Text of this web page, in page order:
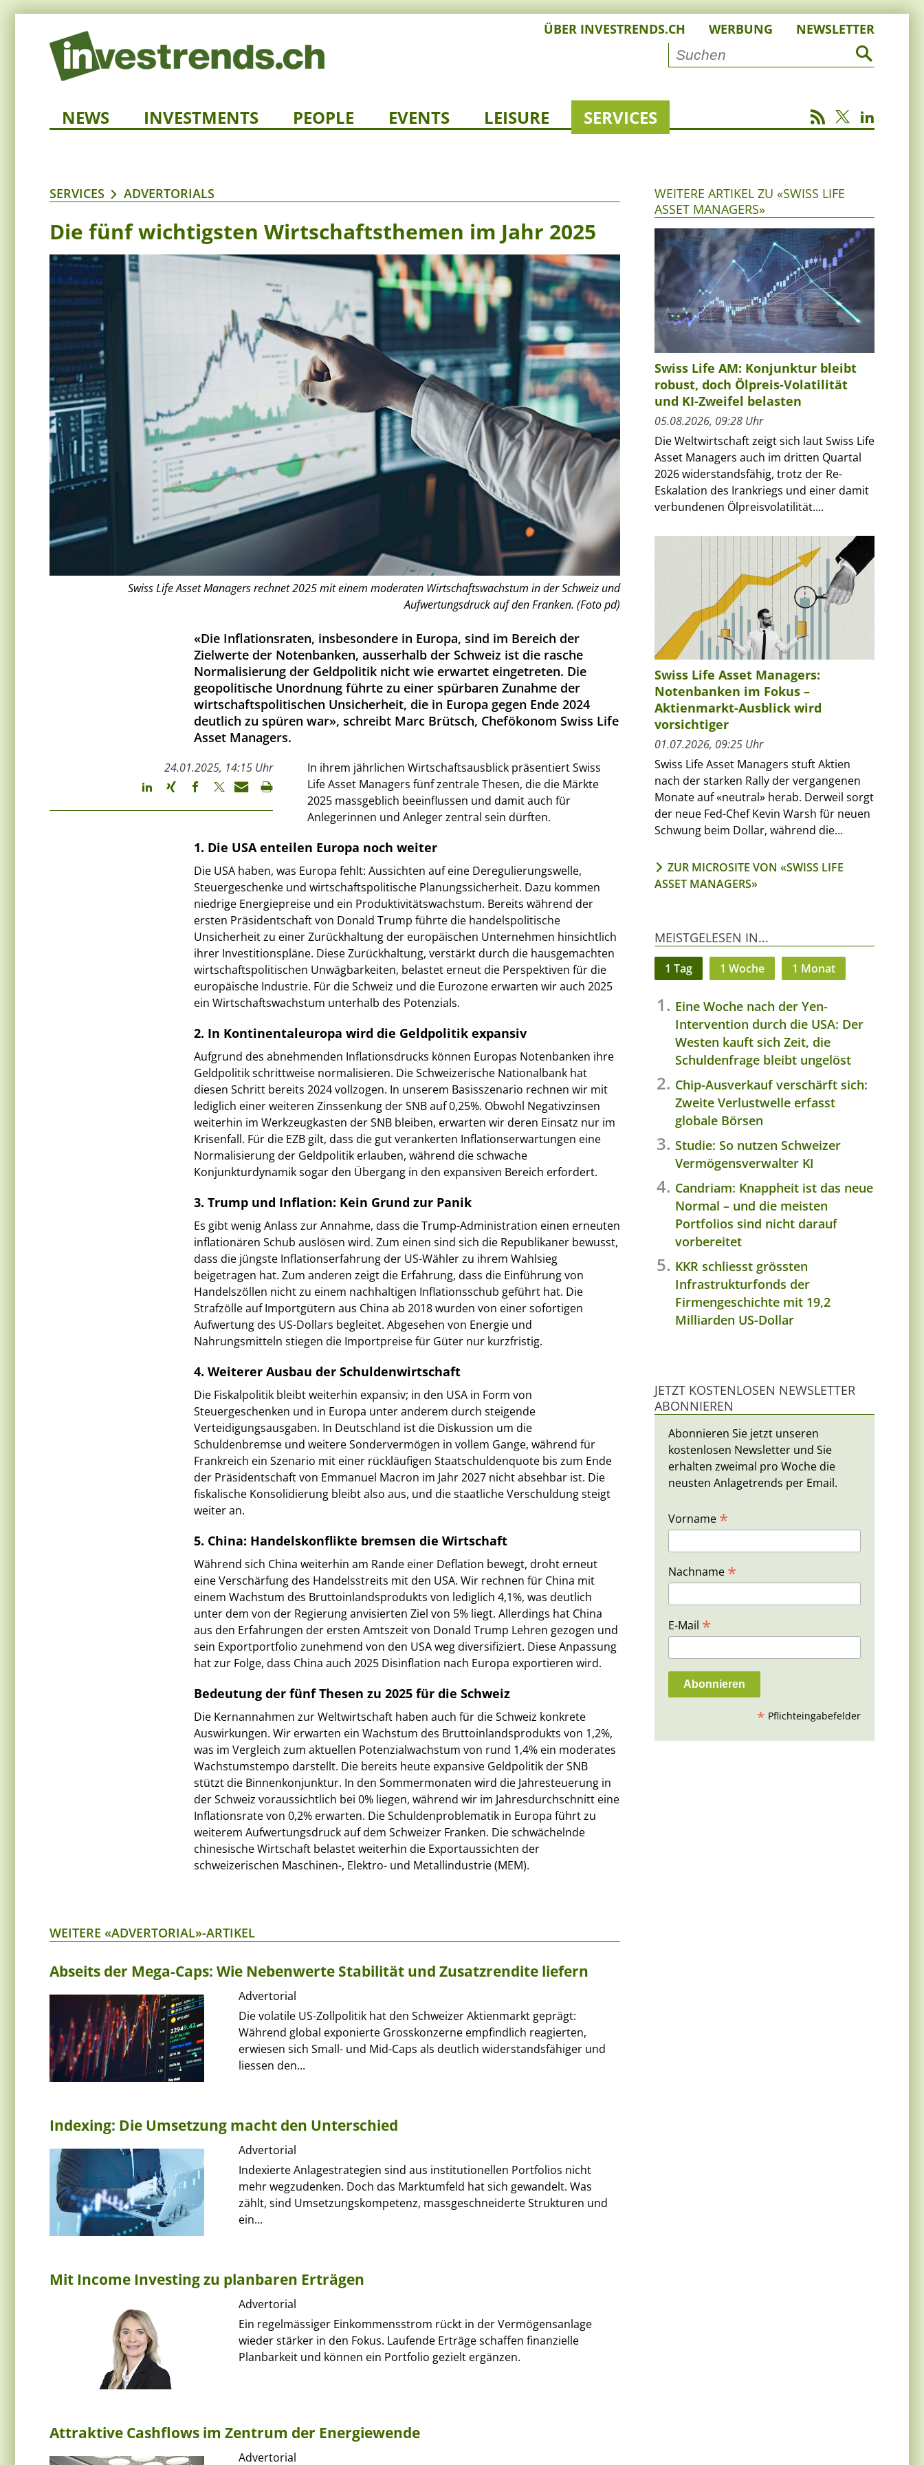
ÜBER INVESTRENDS.CH WERBUNG NEWSLETTER
NEWS INVESTMENTS PEOPLE EVENTS LEISURE SERVICES
SERVICES ADVERTORIALS
Die fünf wichtigsten Wirtschaftsthemen im Jahr 2025
Swiss Life Asset Managers rechnet 2025 mit einem moderaten Wirtschaftswachstum in der Schweiz und
Aufwertungsdruck auf den Franken. (Foto pd)
«Die Inflationsraten, insbesondere in Europa, sind im Bereich der
Zielwerte der Notenbanken, ausserhalb der Schweiz ist die rasche
Normalisierung der Geldpolitik nicht wie erwartet eingetreten. Die
geopolitische Unordnung führte zu einer spürbaren Zunahme der
wirtschaftspolitischen Unsicherheit, die in Europa gegen Ende 2024
deutlich zu spüren war», schreibt Marc Brütsch, Chefökonom Swiss Life
Asset Managers.
24.01.2025, 14:15 Uhr
In ihrem jährlichen Wirtschaftsausblick präsentiert Swiss
Life Asset Managers fünf zentrale Thesen, die die Märkte
2025 massgeblich beeinflussen und damit auch für
Anlegerinnen und Anleger zentral sein dürften.
1. Die USA enteilen Europa noch weiter
Die USA haben, was Europa fehlt: Aussichten auf eine Deregulierungswelle,
Steuergeschenke und wirtschaftspolitische Planungssicherheit. Dazu kommen
niedrige Energiepreise und ein Produktivitätswachstum. Bereits während der
ersten Präsidentschaft von Donald Trump führte die handelspolitische
Unsicherheit zu einer Zurückhaltung der europäischen Unternehmen hinsichtlich
ihrer Investitionspläne. Diese Zurückhaltung, verstärkt durch die hausgemachten
wirtschaftspolitischen Unwägbarkeiten, belastet erneut die Perspektiven für die
europäische Industrie. Für die Schweiz und die Eurozone erwarten wir auch 2025
ein Wirtschaftswachstum unterhalb des Potenzials.
2. In Kontinentaleuropa wird die Geldpolitik expansiv
Aufgrund des abnehmenden Inflationsdrucks können Europas Notenbanken ihre
Geldpolitik schrittweise normalisieren. Die Schweizerische Nationalbank hat
diesen Schritt bereits 2024 vollzogen. In unserem Basisszenario rechnen wir mit
lediglich einer weiteren Zinssenkung der SNB auf 0,25%. Obwohl Negativzinsen
weiterhin im Werkzeugkasten der SNB bleiben, erwarten wir deren Einsatz nur im
Krisenfall. Für die EZB gilt, dass die gut verankerten Inflationserwartungen eine
Normalisierung der Geldpolitik erlauben, während die schwache
Konjunkturdynamik sogar den Übergang in den expansiven Bereich erfordert.
3. Trump und Inflation: Kein Grund zur Panik
Es gibt wenig Anlass zur Annahme, dass die Trump-Administration einen erneuten
inflationären Schub auslösen wird. Zum einen sind sich die Republikaner bewusst,
dass die jüngste Inflationserfahrung der US-Wähler zu ihrem Wahlsieg
beigetragen hat. Zum anderen zeigt die Erfahrung, dass die Einführung von
Handelszöllen nicht zu einem nachhaltigen Inflationsschub geführt hat. Die
Strafzölle auf Importgütern aus China ab 2018 wurden von einer sofortigen
Aufwertung des US-Dollars begleitet. Abgesehen von Energie und
Nahrungsmitteln stiegen die Importpreise für Güter nur kurzfristig.
4. Weiterer Ausbau der Schuldenwirtschaft
Die Fiskalpolitik bleibt weiterhin expansiv; in den USA in Form von
Steuergeschenken und in Europa unter anderem durch steigende
Verteidigungsausgaben. In Deutschland ist die Diskussion um die
Schuldenbremse und weitere Sondervermögen in vollem Gange, während für
Frankreich ein Szenario mit einer rückläufigen Staatschuldenquote bis zum Ende
der Präsidentschaft von Emmanuel Macron im Jahr 2027 nicht absehbar ist. Die
fiskalische Konsolidierung bleibt also aus, und die staatliche Verschuldung steigt
weiter an.
5. China: Handelskonflikte bremsen die Wirtschaft
Während sich China weiterhin am Rande einer Deflation bewegt, droht erneut
eine Verschärfung des Handelsstreits mit den USA. Wir rechnen für China mit
einem Wachstum des Bruttoinlandsprodukts von lediglich 4,1%, was deutlich
unter dem von der Regierung anvisierten Ziel von 5% liegt. Allerdings hat China
aus den Erfahrungen der ersten Amtszeit von Donald Trump Lehren gezogen und
sein Exportportfolio zunehmend von den USA weg diversifiziert. Diese Anpassung
hat zur Folge, dass China auch 2025 Disinflation nach Europa exportieren wird.
Bedeutung der fünf Thesen zu 2025 für die Schweiz
Die Kernannahmen zur Weltwirtschaft haben auch für die Schweiz konkrete
Auswirkungen. Wir erwarten ein Wachstum des Bruttoinlandsprodukts von 1,2%,
was im Vergleich zum aktuellen Potenzialwachstum von rund 1,4% ein moderates
Wachstumstempo darstellt. Die bereits heute expansive Geldpolitik der SNB
stützt die Binnenkonjunktur. In den Sommermonaten wird die Jahresteuerung in
der Schweiz voraussichtlich bei 0% liegen, während wir im Jahresdurchschnitt eine
Inflationsrate von 0,2% erwarten. Die Schuldenproblematik in Europa führt zu
weiterem Aufwertungsdruck auf dem Schweizer Franken. Die schwächelnde
chinesische Wirtschaft belastet weiterhin die Exportaussichten der
schweizerischen Maschinen-, Elektro- und Metallindustrie (MEM).
WEITERE «ADVERTORIAL»-ARTIKEL
Abseits der Mega-Caps: Wie Nebenwerte Stabilität und Zusatzrendite liefern
Advertorial
Die volatile US-Zollpolitik hat den Schweizer Aktienmarkt geprägt:
Während global exponierte Grosskonzerne empfindlich reagierten,
erwiesen sich Small- und Mid-Caps als deutlich widerstandsfähiger und
liessen den...
Indexing: Die Umsetzung macht den Unterschied
Advertorial
Indexierte Anlagestrategien sind aus institutionellen Portfolios nicht
mehr wegzudenken. Doch das Marktumfeld hat sich gewandelt. Was
zählt, sind Umsetzungskompetenz, massgeschneiderte Strukturen und
ein...
Mit Income Investing zu planbaren Erträgen
Advertorial
Ein regelmässiger Einkommensstrom rückt in der Vermögensanlage
wieder stärker in den Fokus. Laufende Erträge schaffen finanzielle
Planbarkeit und können ein Portfolio gezielt ergänzen.
Attraktive Cashflows im Zentrum der Energiewende
Advertorial
WEITERE ARTIKEL ZU «SWISS LIFE
ASSET MANAGERS»
Swiss Life AM: Konjunktur bleibt
robust, doch Ölpreis-Volatilität
und KI-Zweifel belasten
05.08.2026, 09:28 Uhr
Die Weltwirtschaft zeigt sich laut Swiss Life
Asset Managers auch im dritten Quartal
2026 widerstandsfähig, trotz der Re-
Eskalation des Irankriegs und einer damit
verbundenen Ölpreisvolatilität....
Swiss Life Asset Managers:
Notenbanken im Fokus –
Aktienmarkt-Ausblick wird
vorsichtiger
01.07.2026, 09:25 Uhr
Swiss Life Asset Managers stuft Aktien
nach der starken Rally der vergangenen
Monate auf «neutral» herab. Derweil sorgt
der neue Fed-Chef Kevin Warsh für neuen
Schwung beim Dollar, während die...
ZUR MICROSITE VON «SWISS LIFE
ASSET MANAGERS»
MEISTGELESEN IN...
1 Tag 1 Woche 1 Monat
Eine Woche nach der Yen-
Intervention durch die USA: Der
Westen kauft sich Zeit, die
Schuldenfrage bleibt ungelöst
Chip-Ausverkauf verschärft sich:
Zweite Verlustwelle erfasst
globale Börsen
Studie: So nutzen Schweizer
Vermögensverwalter KI
Candriam: Knappheit ist das neue
Normal – und die meisten
Portfolios sind nicht darauf
vorbereitet
KKR schliesst grössten
Infrastrukturfonds der
Firmengeschichte mit 19,2
Milliarden US-Dollar
JETZT KOSTENLOSEN NEWSLETTER
ABONNIEREN
Abonnieren Sie jetzt unseren
kostenlosen Newsletter und Sie
erhalten zweimal pro Woche die
neusten Anlagetrends per Email.
Vorname *
Nachname *
E-Mail *
* Pflichteingabefelder